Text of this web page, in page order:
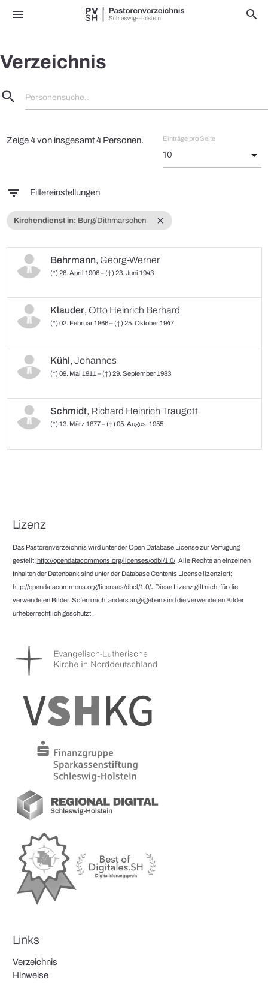
menu search
Verzeichnis
search Personensuche..
Zeige 4 von insgesamt 4 Personen. Einträge pro Seite
filter_list Filtereinstellungen
close
Kirchendienst in: Burg/Dithmarschen
Behrmann, Georg-Werner
(*) 26. April 1906 – (†) 23. Juni 1943
Klauder, Otto Heinrich Berhard
(*) 02. Februar 1866 – (†) 25. Oktober 1947
Kühl, Johannes
(*) 09. Mai 1911 – (†) 29. September 1983
Schmidt, Richard Heinrich Traugott
(*) 13. März 1877 – (†) 05. August 1955
Lizenz
Das Pastorenverzeichnis wird unter der Open Database License zur Verfügung
gestellt:http://opendatacommons.org/licenses/odbl/1.0/. Alle Rechte an einzelnen
Inhalten der Datenbank sind unter der Database Contents License lizenziert:
http://opendatacommons.org/licenses/dbcl/1.0/. Diese Lizenz gilt nicht für die
verwendeten Bilder. Sofern nicht anders angegeben sind die verwendeten Bilder
urheberrechtlich geschützt.
Links
Verzeichnis
Hinweise